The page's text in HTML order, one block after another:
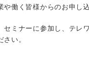
働く皆様からのお申し
セミナーに参加し、テレ
い。